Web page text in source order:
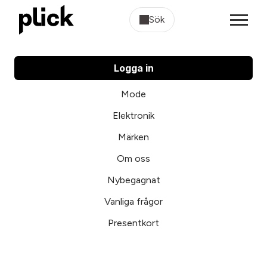
Sök
Logga in
Mode
Elektronik
Märken
Om oss
Nybegagnat
Vanliga frågor
Presentkort